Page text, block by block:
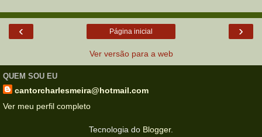
‹ ›
Página inicial
Ver versão para a web
QUEM SOU EU
cantorcharlesmeira@hotmail.com
Ver meu perfil completo
Tecnologia do Blogger.